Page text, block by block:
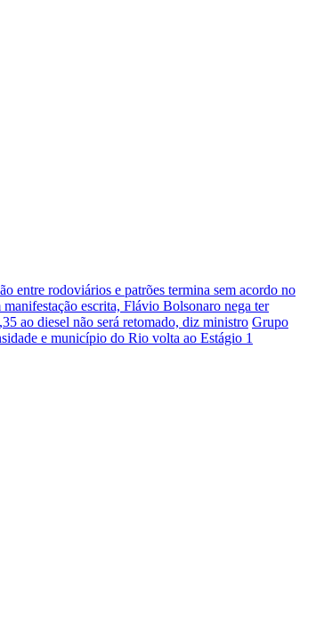
entre rodoviários e patrões termina sem acordo no
manifestação escrita, Flávio Bolsonaro nega ter
ao diesel não será retomado, diz ministro Grupo
e município do Rio volta ao Estágio 1